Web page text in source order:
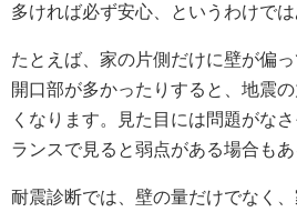
多ければ必ず安心、というわけでは
たとえば、家の片側だけに壁が偏
開口部が多かったりすると、地震
くなります。見た目には問題がな
ランスで見ると弱点がある場合もあ
耐震診断では、壁の量だけでなく